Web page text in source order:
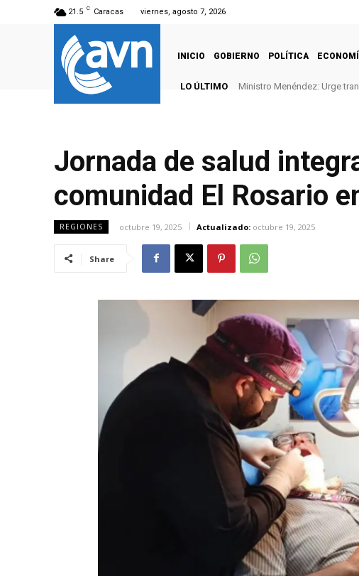
21.5 C Caracas viernes, agosto 7, 2026
INICIO GOBIERNO POLÍTICA
LO ÚLTIMO Ministro Menéndez: Urge
Jornada de salud
comunidad El Rosario
REGIONES octubre 19, 2025 Actualizado: octubre 19, 2025
Share